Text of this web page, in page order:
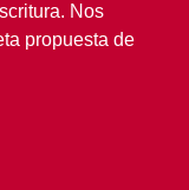
Nos
propuesta de